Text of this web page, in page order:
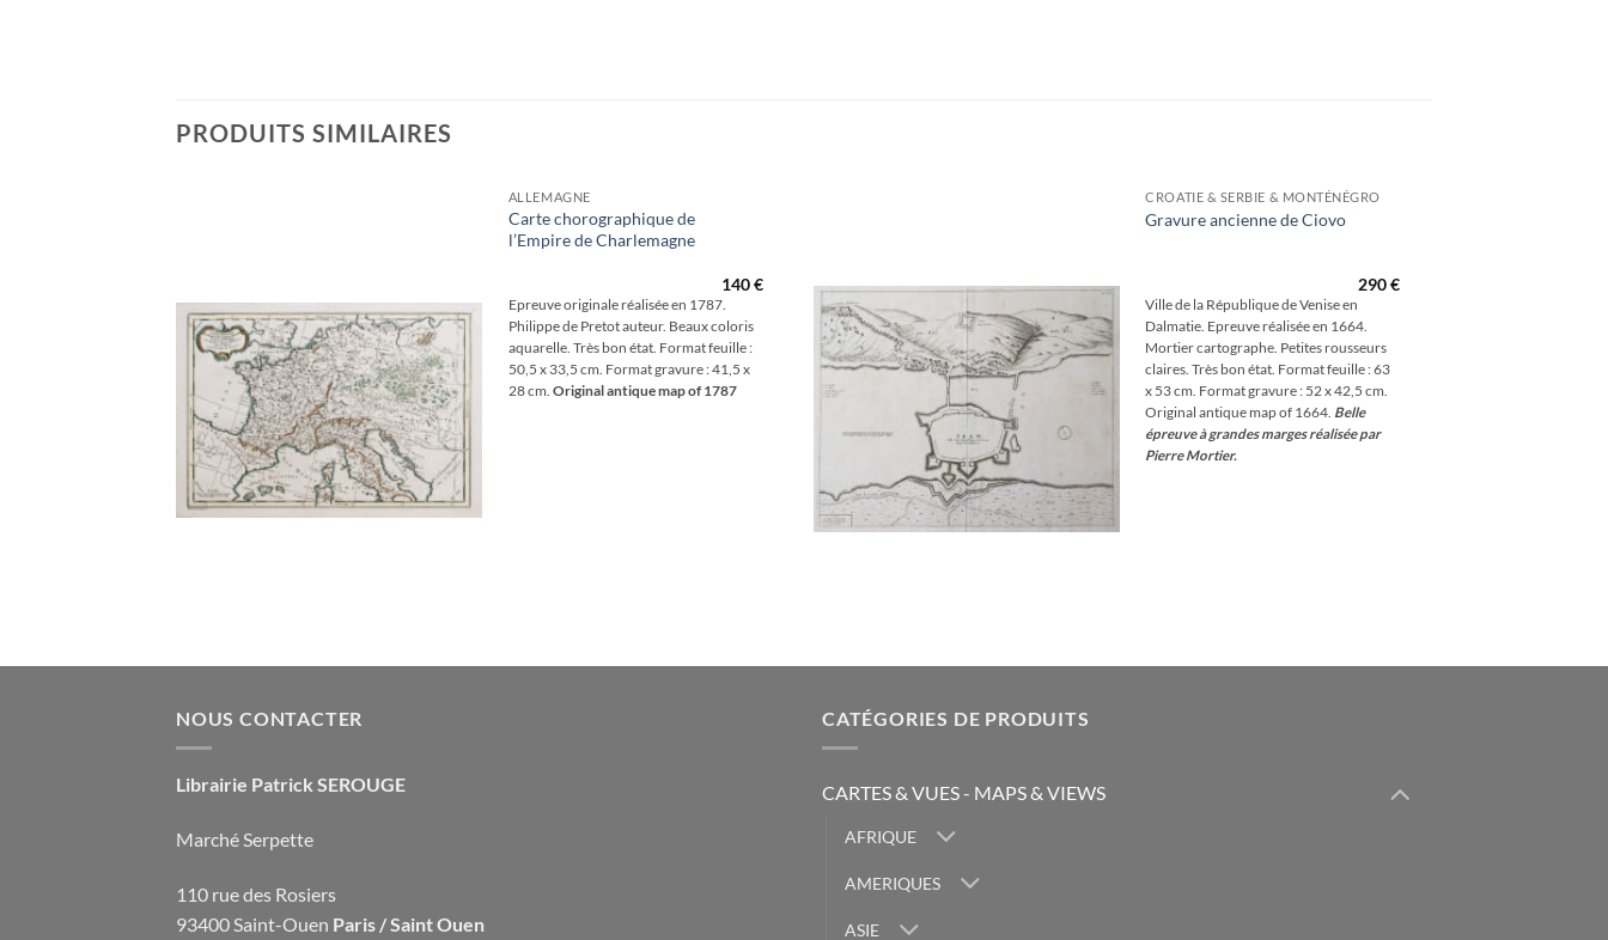
PRODUITS SIMILAIRES
ALLEMAGNE
Carte chorographique de
l’Empire de Charlemagne
140€
Epreuve originale réalisée en 1787.
Philippe de Pretot auteur. Beaux coloris
aquarelle. Très bon état. Format feuille :
50,5 x 33,5 cm. Format gravure : 41,5 x
28 cm. Original antique map of 1787
CROATIE & SERBIE & MONTÉNÉGRO
Gravure ancienne de Ciovo
290€
Ville de la République de Venise en
Dalmatie. Epreuve réalisée en 1664.
Mortier cartographe. Petites rousseurs
claires. Très bon état. Format feuille : 63
x 53 cm. Format gravure : 52 x 42,5 cm.
Original antique map of 1664. Belle
épreuve à grandes marges réalisée par
Pierre Mortier.
NOUS CONTACTER
Librairie Patrick SEROUGE
Marché Serpette
110 rue des Rosiers
93400 Saint-Ouen Paris / Saint Ouen
CATÉGORIES DE PRODUITS
CARTES & VUES - MAPS & VIEWS
AFRIQUE
AMERIQUES
ASIE